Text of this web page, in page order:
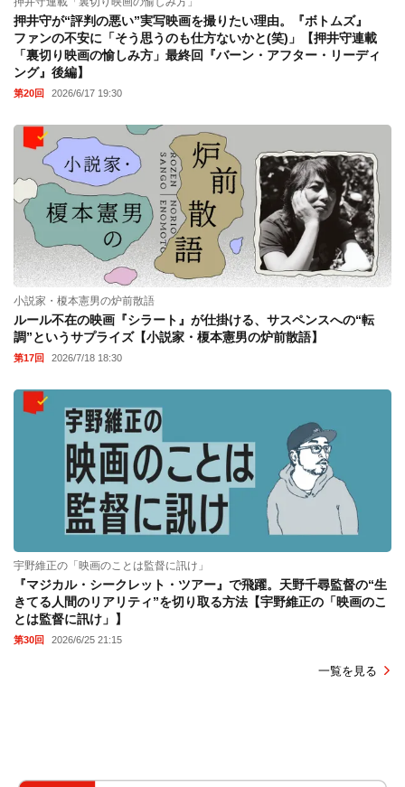
押井守が“評判の悪い”実写映画を撮りたい理由。『ボトムズ』
ファンの不安に「そう思うのも仕方ないかと(笑)」【押井守連載
「裏切り映画の愉しみ方」最終回『バーン・アフター・リーディ
ング』後編】
第20回 2026/6/17 19:30
小説家・榎本憲男の炉前散語
ルール不在の映画『シラート』が仕掛ける、サスペンスへの“転
調”というサプライズ【小説家・榎本憲男の炉前散語】
第17回 2026/7/18 18:30
宇野維正の「映画のことは監督に訊け」
『マジカル・シークレット・ツアー』で飛躍。天野千尋監督の“生
きてる人間のリアリティ”を切り取る方法【宇野維正の「映画のこ
とは監督に訊け」】
第30回 2026/6/25 21:15
一覧を見る